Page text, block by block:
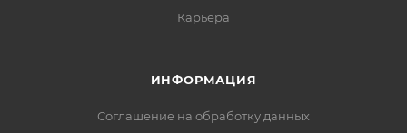
Карьера
ИНФОРМАЦИЯ
Соглашение на обработку данных